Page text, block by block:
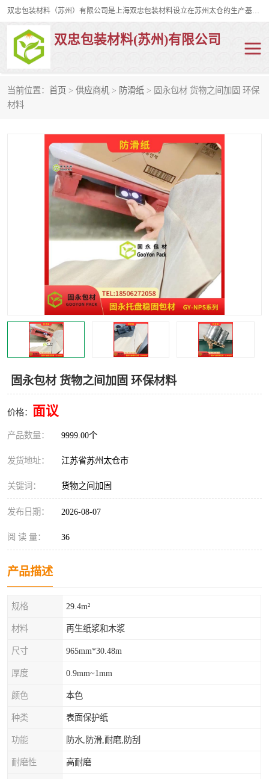
双忠包装材料（苏州）有限公司是上海双忠包装材料设立在苏州太仓的生产基地，占地约2万平米，产品主要有打孔缠绕膜，拉伸蜂窝纸，集装箱充气袋，滑托板，打包带，裹包网兜，防滑纸等箱体和托盘的运输和保护性包材。固永包材®，GooYon Pack®，是我们保护性包装材料的专属品牌。
双忠包装材料(苏州)有限公司
当前位置： 首页 > 供应商机 > 防滑纸 > 固永包材 货物之间加固 环保
材料
固永包材 货物之间加固 环保材料
价格： 面议
产品数量： 9999.00个
发货地址： 江苏省苏州太仓市
关键词： 货物之间加固
发布日期： 2026-08-07
阅 读 量： 36
产品描述
规格 29.4m²
材料 再生纸浆和木浆
尺寸 965mm*30.48m
厚度 0.9mm~1mm
颜色 本色
种类 表面保护纸
功能 防水,防滑,耐磨,防刮
耐磨性 高耐磨
打孔缠绕膜
裹包网兜 纤维打包带
充气袋
缠绕膜
托盘裹包网兜